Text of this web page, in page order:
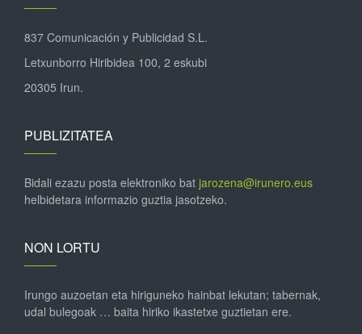
837 Comunicación y Publicidad S.L.
Letxunborro Hiribidea 100, 2 eskubi
20305 Irun.
PUBLIZITATEA
Bidali ezazu posta elektroniko bat jarozena@irunero.eus
helbidetara informazio guztia jasotzeko.
NON LORTU
Irungo auzoetan eta hiriguneko hainbat lekutan; tabernak,
udal bulegoak … baita hiriko ikastetxe guztietan ere.